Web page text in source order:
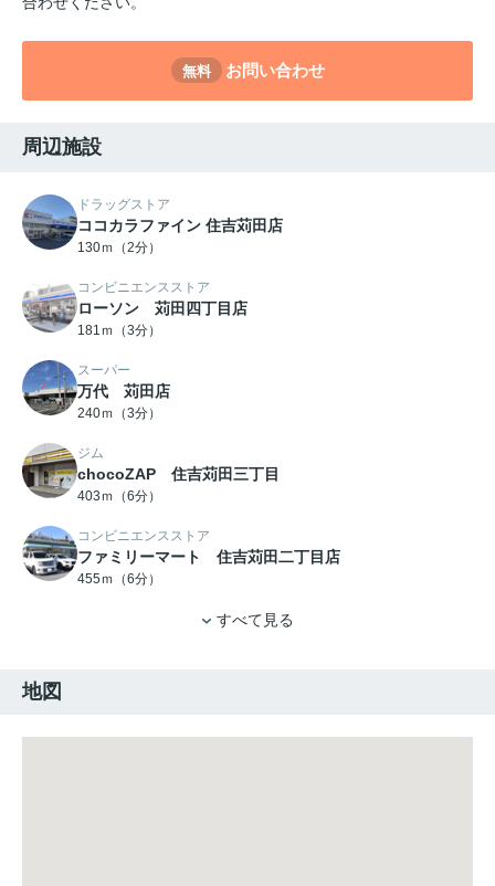
無料 お問い合わせ
周辺施設
ドラッグストア
ココカラファイン 住吉苅田店
130ｍ（2分）
コンビニエンスストア
ローソン 苅田四丁目店
181ｍ（3分）
スーパー
万代 苅田店
240ｍ（3分）
ジム
chocoZAP 住吉苅田三丁目
403ｍ（6分）
コンビニエンスストア
ファミリーマート 住吉苅田二丁目店
455ｍ（6分）
すべて見る
地図